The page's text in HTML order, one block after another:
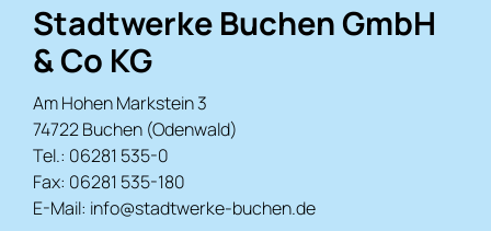
Stadtwerke Buchen GmbH
& Co KG
Am Hohen Markstein 3
74722 Buchen (Odenwald)
Tel.: 06281 535-0
Fax: 06281 535-180
E-Mail: info@stadtwerke-buchen.de